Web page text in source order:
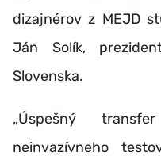
dizajnérov z MEJD
Ján Solík,
Slovenska.
„Úspešný
neinvazívneho